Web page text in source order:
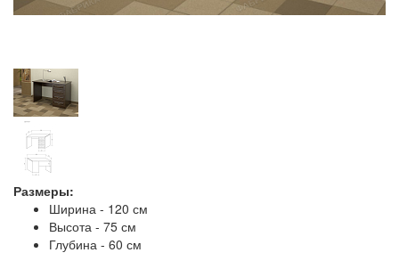
Размеры:
Ширина - 120 см
Высота - 75 см
Глубина - 60 см